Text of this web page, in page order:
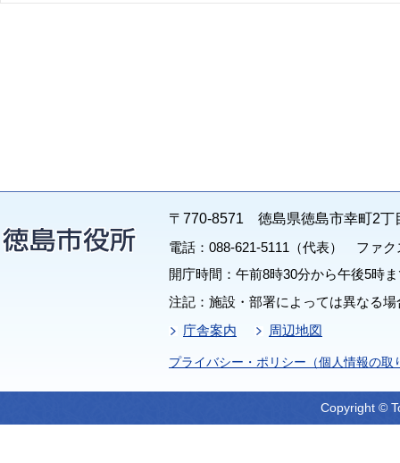
〒770-8571 徳島県徳島市幸町2丁
電話：088-621-5111（代表） ファク
開庁時間：午前8時30分から午後5時
注記：施設・部署によっては異なる
庁舎案内
周辺地図
プライバシー・ポリシー（個人情報の取
Copyright ©